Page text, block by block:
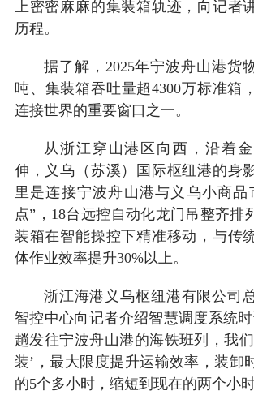
上密密麻麻的集装箱轨迹，向记者
历程。
据了解，2025年宁波舟山港货
吨、集装箱吞吐量超4300万标准箱
连接世界的重要窗口之一。
从浙江穿山港区向西，沿着
伸，义乌（苏溪）国际枢纽港的身
里是连接宁波舟山港与义乌小商品
点”，18台远控自动化龙门吊整齐排
装箱在智能操控下精准移动，与传
体作业效率提升30%以上。
浙江海港义乌枢纽港有限公司
智控中心向记者介绍智慧调度系统
趟发往宁波舟山港的海铁班列，我
装’，最大限度提升运输效率，装卸
的5个多小时，缩短到现在的两个小